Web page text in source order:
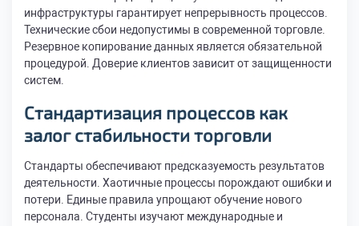
инфраструктуры гарантирует непрерывность процессов.
Технические сбои недопустимы в современной торговле.
Резервное копирование данных является обязательной
процедурой. Доверие клиентов зависит от защищенности
систем.
Стандартизация процессов как
залог стабильности торговли
Стандарты обеспечивают предсказуемость результатов
деятельности. Хаотичные процессы порождают ошибки и
потери. Единые правила упрощают обучение нового
персонала. Студенты изучают международные и